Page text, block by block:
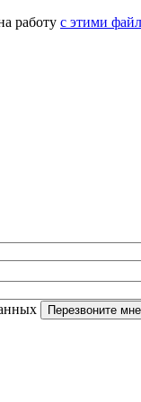
работу с этими